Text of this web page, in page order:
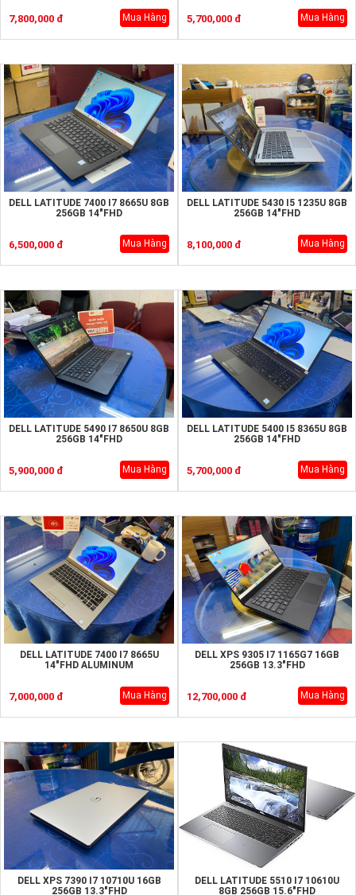
7,800,000 đ Mua Hàng 5,700,000 đ Mua Hàng
DELL LATITUDE 7400 I7 8665U 8GB
256GB 14"FHD
6,500,000 đ Mua Hàng
DELL LATITUDE 5430 I5 1235U 8GB
256GB 14"FHD
8,100,000 đ Mua Hàng
DELL LATITUDE 5490 I7 8650U 8GB
256GB 14"FHD
5,900,000 đ Mua Hàng
DELL LATITUDE 5400 I5 8365U 8GB
256GB 14"FHD
5,700,000 đ Mua Hàng
DELL LATITUDE 7400 I7 8665U
14"FHD ALUMINUM
7,000,000 đ Mua Hàng
DELL XPS 9305 I7 1165G7 16GB
256GB 13.3"FHD
12,700,000 đ Mua Hàng
DELL XPS 7390 I7 10710U 16GB
256GB 13.3"FHD
DELL LATITUDE 5510 I7 10610U
8GB 256GB 15.6"FHD